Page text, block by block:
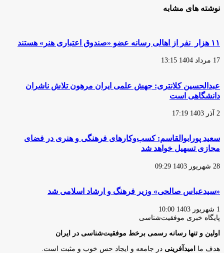
نوشته های مشابه
۱۱ هزار نفر از اهالی رسانه عضو «صندوق اعتباری هنر» هستند
17 مرداد 1404 13:15
عبدالحسین کلانتری: جهش علمی ایران مرهون تلاش ناشران
دانشگاهی است
2 آذر 1403 17:19
سعید پورابوالقاسم: کسب‌وکارهای فرهنگی و هنری در فضای
مجازی تسهیل خواهد شد
28 شهریور 1403 09:29
«سیدعباس صالحی» وزیر فرهنگ و ارشاد اسلامی شد
1 شهریور 1403 10:00
پایگاه‌ خبری موفقیت‌شناسی
اولین و تنها رسانه رسمی برخط موفقیت‌شناسی در ایران
هدف ما امیدآفرینی در جامعه و ایجاد حس خوب و مثبت است.